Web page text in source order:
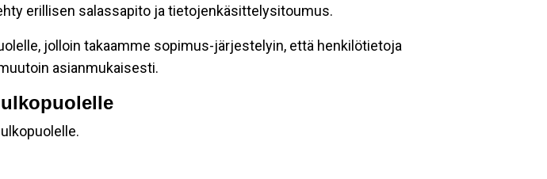
erillisen salassapito ja tietojenkäsittelysitoumus.
jolloin takaamme sopimus-järjestelyin, että henkilötietoja
asianmukaisesti.